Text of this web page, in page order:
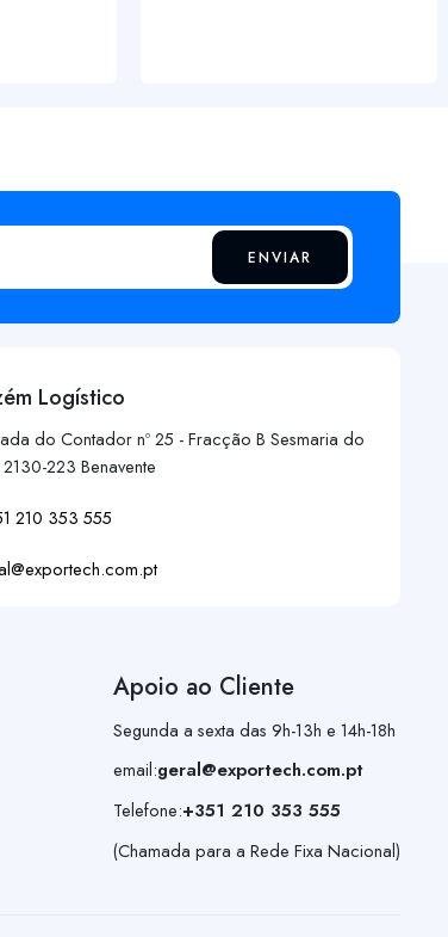
ENVIAR
Logístico
do Contador nº 25 - Fracção B Sesmaria do
223 Benavente
210 353 555
Apoio ao Cliente
Segunda a sexta das 9h-13h e 14h-18h
email:geral@exportech.com.pt
Telefone:+351 210 353 555
(Chamada para a Rede Fixa Nacional)